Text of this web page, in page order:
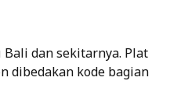
dan sekitarnya. Plat
dibedakan kode bagian